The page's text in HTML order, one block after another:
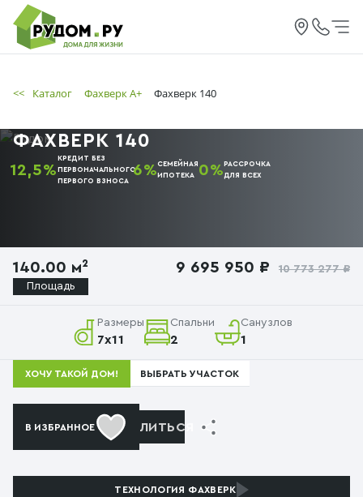
<< Каталог Фахверк А+ Фахверк 140
ФАХВЕРК 140
12,5%
КРЕДИТ БЕЗ
ПЕРВОНАЧАЛЬНОГО
ПЕРВОГО ВЗНОСА
6%СЕМЕЙНАЯ
ИПОТЕКА
0%РАССРОЧКА
ДЛЯ ВСЕХ
140.00 м²
Площадь
9 695 950 ₽ 10 773 277 ₽
Размеры
7x11
Спальни
2
Санузлов
1
ХОЧУ ТАКОЙ ДОМ! ВЫБРАТЬ УЧАСТОК
В ИЗБРАННОЕ ПОДЕЛИТЬСЯ
ТЕХНОЛОГИЯ ФАХВЕРК